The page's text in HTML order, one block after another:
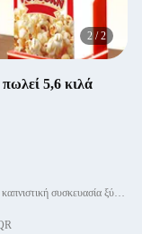
2 /2
5,6 κιλά
Συσκευασία λεπτομέρειες: Ελαφριά συσκευασία + Χωρίς καπνιστική συσκευασία ξύλινα κουτιά